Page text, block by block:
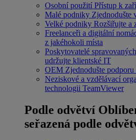
Osobní použití Přístup k
Malé podniky Zjednodušte
Velké podniky Rozšiřujte a
Freelanceři a digitální
z jakéhokoli místa
Poskytovatelé
udržujte klientské IT
OEM Zjednodušte
Neziskové a vzdělávací
technologii TeamViewer
Podle odvětví
seřazená podle